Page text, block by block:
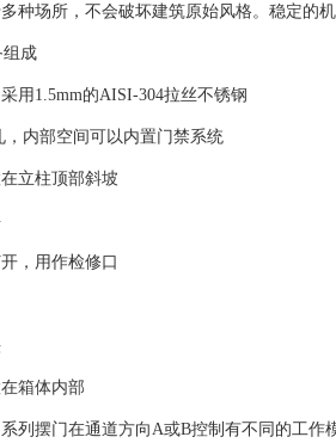
种场所，不会破坏建筑原始风格。稳定的
组成
用1.5mm的AISI-304拉丝不锈钢
内部空间可以内置门禁系统
立柱顶部斜坡
，用作检修口
箱体内部
列摆门在通道方向A或B控制有不同的工作